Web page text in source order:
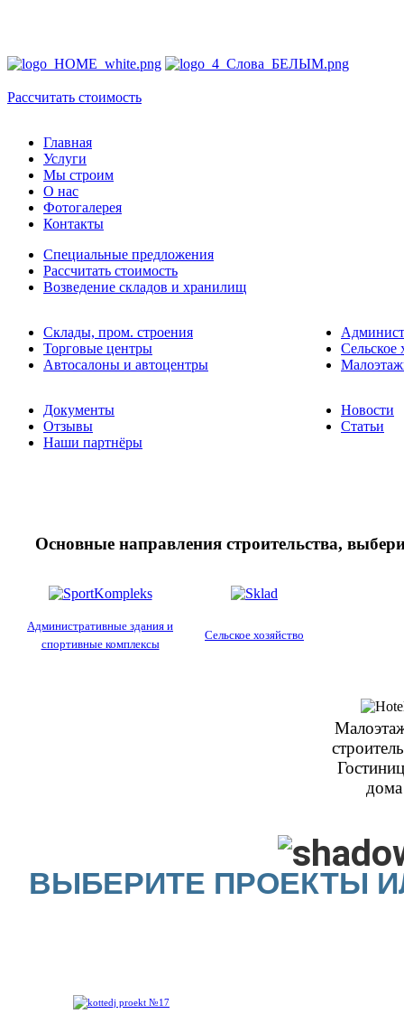
Рассчитать стоимость
Главная
Услуги
Мы строим
О нас
Фотогалерея
Контакты
Специальные предложения
Рассчитать стоимость
Возведение складов и хранилищ
Склады, пром. строения
Торговые центры
Автосалоны и автоцентры
Сельское
Документы
Отзывы
Наши партнёры
Новости
Статьи
Основные направления строительства,
Административные здания и
спортивные комплексы
Сельское хозяйство
дома
ВЫБЕРИТЕ ПРОЕКТЫ